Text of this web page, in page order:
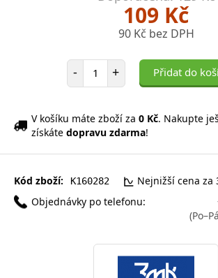
109 Kč
90 Kč bez DPH
- Počet položek
+ Přidat do
V košíku máte zboží za 0 Kč. Nakupte
získáte dopravu zdarma!
Kód zboží: K160282
Nejnižší cena za
Objednávky po telefonu: